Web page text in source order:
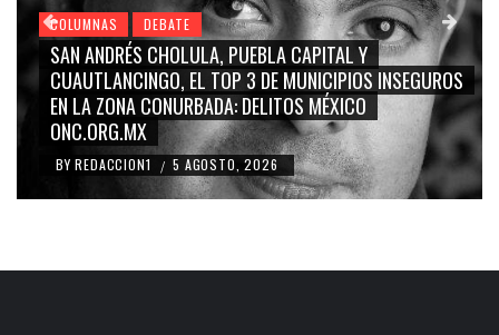
COLUMNAS DEBATE
GRACE PALOMARES, NAY SALVATORI, SERGIO MAYER,
CARMEN SALINAS “LA CORCHOLATA”, CUAUHTÉMOC
BLANCO, SILVIA PINAL: LA TRIVIALIZACIÓN Y
RIDICULIZACIÓN DE LA REPRESENTACIÓN CIUDADANA
BY REDACCION1 / 4 AGOSTO, 2026